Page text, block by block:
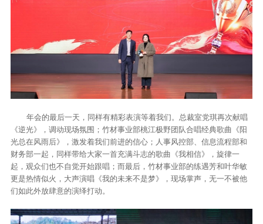
年会的最后一天，同样有精彩表演等着我们。总裁室党琪再次献唱
《逆光》，调动现场氛围；竹材事业部桃江极野团队合唱经典歌曲《阳
光总在风雨后》，激发着我们前进的信心；人事风控部、信息流程部和
财务部一起，同样带给大家一首充满斗志的歌曲《我相信》，旋律一
起，观众们也不自觉开始跟唱；而最后，竹材事业部的练遇芳和叶华敏
更是热情似火，大声演唱《我的未来不是梦》，现场掌声，无一不被他
们如此外放肆意的演绎打动。